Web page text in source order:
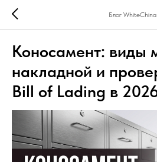
Блог WhiteChina
Коносамент: виды
накладной и
Bill of Lading в